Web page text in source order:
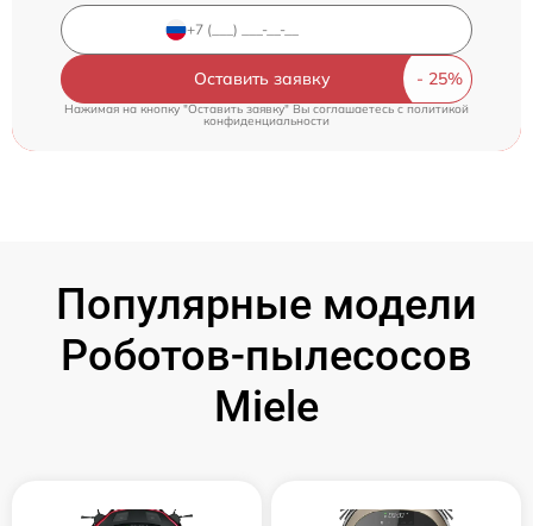
Оставить заявку
Нажимая на кнопку "Оставить заявку" Вы соглашаетесь cполитикой
конфиденциальности
Популярные модели
Роботов-пылесосов
Miele